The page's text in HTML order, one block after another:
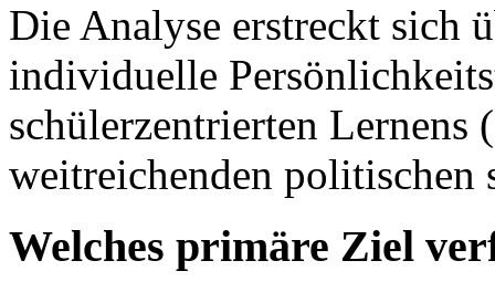
Die Analyse erstreckt sich
individuelle
schülerzentrierten Lernens
weitreichenden politischen
Welches primäre Ziel